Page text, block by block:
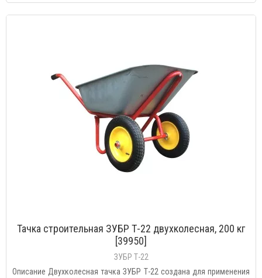
Тачка строительная ЗУБР Т-22 двухколесная, 200 кг
[39950]
ЗУБР Т-22
Описание Двухколесная тачка ЗУБР Т-22 создана для применения